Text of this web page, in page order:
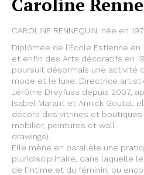
CAROLINE RENNEQUIN, née en
Diplômée de l’École Estienne en
et enfin des Arts décoratifs en
poursuit désormais une activité
mode et le luxe. Directrice
Jérôme Dreyfuss depuis 2007,
Isabel Marant et Annick Goutal,
décors des vitrines et boutiques
mobilier, peintures et wall
drawings).
Elle mène en parallèle une
pluridisciplinaire, dans laquelle
de l’intime et du féminin, ou